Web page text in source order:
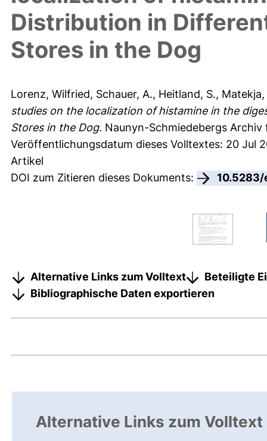
Distribution in
Stores in the Dog
Lorenz, Wilfried, Schauer, A., Heitland, S., Matekja,
studies on the localization of histamine in the
Stores in the Dog. Naunyn-Schmiedebergs
Veröffentlichungsdatum dieses Volltextes: 20 Jul
Artikel
DOI zum Zitieren dieses Dokuments:
10.5283/
Alternative Links zum Volltext
Beteiligte
Bibliographische Daten exportieren
Alternative Links zum Volltext